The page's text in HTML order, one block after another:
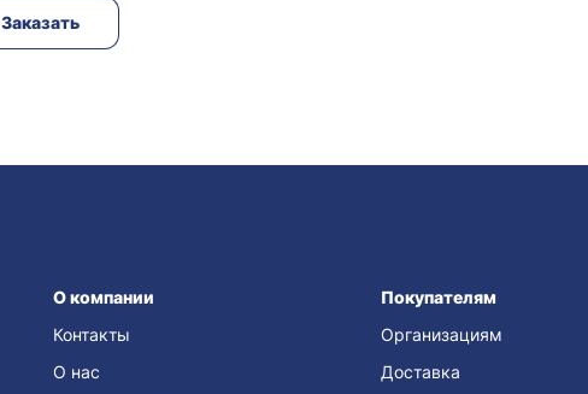
Заказать
О компании
Контакты
О нас
Покупателям
Организациям
Доставка